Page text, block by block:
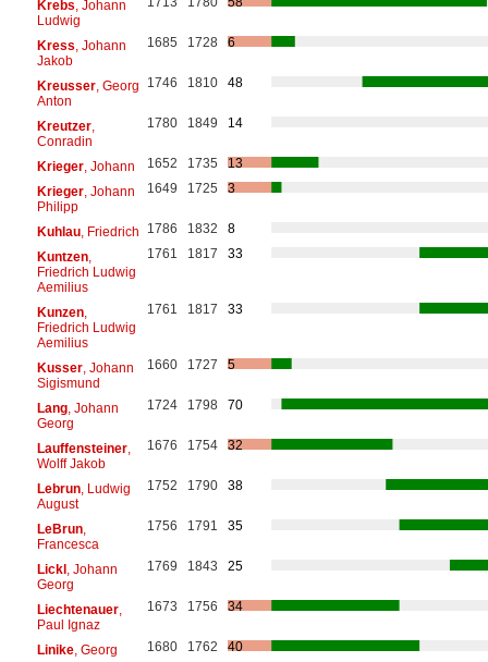
Krebs , Johann
Ludwig
Kress , Johann
Jakob
1685 1728 6
Kreusser, Georg
Anton
1746 1810 48
Kreutzer,
Conradin
1780 1849 14
Krieger, Johann 1652 1735
13
Krieger, Johann
Philipp
1649 1725 3
Kuhlau, Friedrich 1786 1832
8
Kuntzen,
Friedrich Ludwig
Aemilius
1761 1817 33
Kunzen,
Friedrich Ludwig
Aemilius
1761 1817 33
Kusser, Johann
Sigismund
1660 1727 5
Lang, Johann
Georg
1724 1798 70
Lauffensteiner,
Wolff Jakob
1676 1754 32
Lebrun, Ludwig
August
1752 1790 38
LeBrun,
Francesca
1756 1791 35
Lickl, Johann
Georg
1769 1843 25
Liechtenauer,
Paul Ignaz
1673 1756 34
Linike, Georg 1680 1762
40